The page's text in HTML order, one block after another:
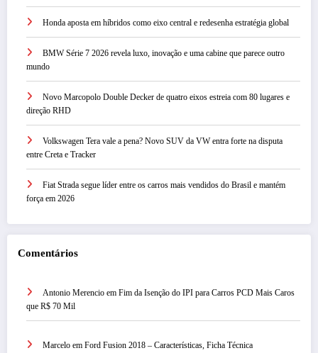
Honda aposta em híbridos como eixo central e redesenha estratégia global
BMW Série 7 2026 revela luxo, inovação e uma cabine que parece outro
mundo
Novo Marcopolo Double Decker de quatro eixos estreia com 80 lugares e
direção RHD
Volkswagen Tera vale a pena? Novo SUV da VW entra forte na disputa
entre Creta e Tracker
Fiat Strada segue líder entre os carros mais vendidos do Brasil e mantém
força em 2026
Comentários
Antonio Merencio em Fim da Isenção do IPI para Carros PCD Mais Caros
que R$ 70 Mil
Marcelo em Ford Fusion 2018 – Características, Ficha Técnica